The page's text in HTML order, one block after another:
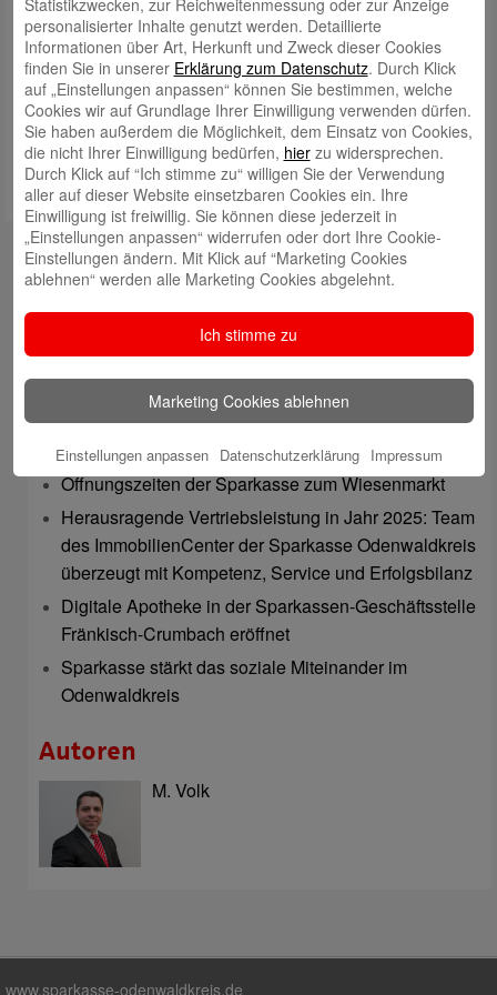
rabattierten Preis von 55,00 Euro.
Die Tickets beinhalten 3 Tage Festival mit Afterparty und Camping.
Weitere Informationen zu „ Sound oft the Forest“ erhalten sie unter
www.sound-of-the-forest.de
Kontakt
mail@sparkasse-odenwaldkreis.de
Auch per WhatsApp erreichbar!
Neueste Beiträge
Sparkassen Kino Open-Air-Sommer 2026 startet
Öffnungszeiten der Sparkasse zum Wiesenmarkt
Herausragende Vertriebsleistung in Jahr 2025: Team
des ImmobilienCenter der Sparkasse Odenwaldkreis
überzeugt mit Kompetenz, Service und Erfolgsbilanz
Digitale Apotheke in der Sparkassen-Geschäftsstelle
Fränkisch-Crumbach eröffnet
Sparkasse stärkt das soziale Miteinander im
Odenwaldkreis
Autoren
M. Volk
www.sparkasse-odenwaldkreis.de
personalisierter Inhalte genutzt werden. Detaillierte
Informationen über Art, Herkunft und Zweck dieser Cookies
finden Sie in unserer Erklärung zum Datenschutz. Durch Klick
auf „Einstellungen anpassen“ können Sie bestimmen, welche
Cookies wir auf Grundlage Ihrer Einwilligung verwenden dürfen.
Sie haben außerdem die Möglichkeit, dem Einsatz von Cookies,
die nicht Ihrer Einwilligung bedürfen, hierzu widersprechen.
Durch Klick auf “Ich stimme zu“ willigen Sie der Verwendung
aller auf dieser Website einsetzbaren Cookies ein. Ihre
Einwilligung ist freiwillig. Sie können diese jederzeit in
„Einstellungen anpassen“ widerrufen oder dort Ihre Cookie-
Einstellungen ändern. Mit Klick auf “Marketing Cookies
ablehnen“ werden alle Marketing Cookies abgelehnt.
Ich stimme zu
Marketing Cookies ablehnen
Einstellungen anpassen Datenschutzerklärung Impressum